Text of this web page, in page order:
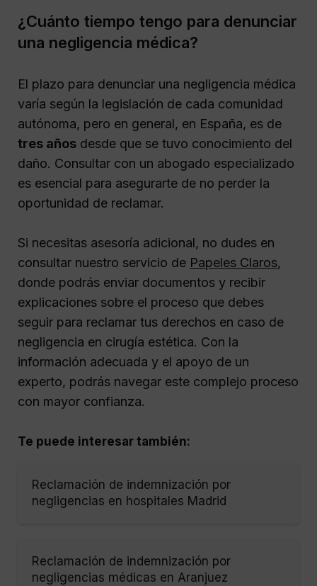
¿Cuánto tiempo tengo para denunciar
una negligencia médica?
El plazo para denunciar una negligencia médica
varía según la legislación de cada comunidad
autónoma, pero en general, en España, es de
tres años desde que se tuvo conocimiento del
daño. Consultar con un abogado especializado
es esencial para asegurarte de no perder la
oportunidad de reclamar.
Si necesitas asesoría adicional, no dudes en
consultar nuestro servicio de Papeles Claros,
donde podrás enviar documentos y recibir
explicaciones sobre el proceso que debes
seguir para reclamar tus derechos en caso de
negligencia en cirugía estética. Con la
información adecuada y el apoyo de un
experto, podrás navegar este complejo proceso
con mayor confianza.
Te puede interesar también:
Reclamación de indemnización por
negligencias en hospitales Madrid
Reclamación de indemnización por
negligencias médicas en Aranjuez